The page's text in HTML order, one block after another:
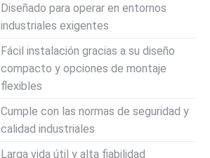
Diseñado para operar en entornos
industriales exigentes
Fácil instalación gracias a su diseño
compacto y opciones de montaje
flexibles
Cumple con las normas de seguridad y
calidad industriales
Larga vida útil y alta fiabilidad